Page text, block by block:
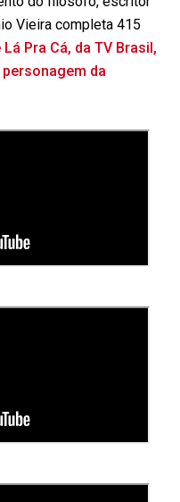
Vieira completa 415
Pra Cá, da TV Brasil,
da